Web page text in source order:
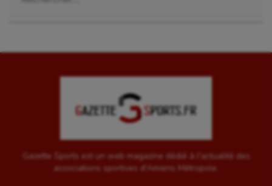
Gazette Sports est un web magazine dédié à l'actualité des
associations sportives d'Amiens Métropole.